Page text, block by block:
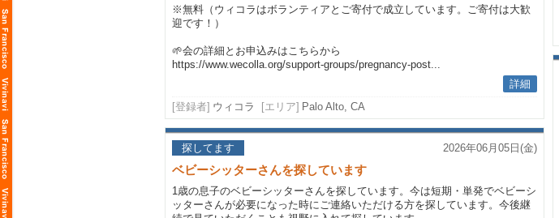
※無料（ウィコラはボランティアとご寄付で成立しています。ご寄付は大歓
迎です！）
🌱会の詳細とお申込みはこちらから
https://www.wecolla.org/support-groups/pregnancy-post...
詳細
[登録者] ウィコラ [エリア] Palo Alto, CA
探してます 2026年06月05日(金)
ベビーシッターさんを探しています
1歳の息子のベビーシッターさんを探しています。今は短期・単発でベビーシ
ッターさんが必要になった時にご連絡いただける方を探しています。今後継